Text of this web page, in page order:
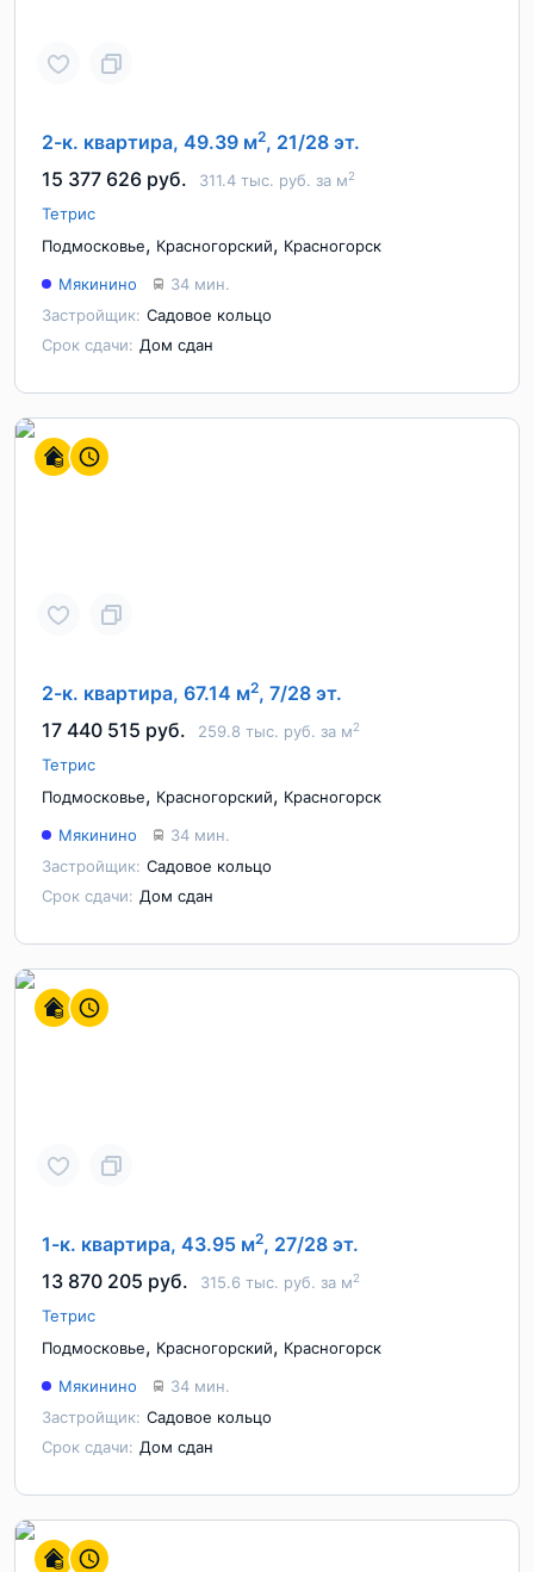
2-к. квартира, 49.39 м2, 21/28 эт.
15 377 626 руб.
311.4 тыс. руб. за м2
Тетрис
Подмосковье, Красногорский, Красногорск
Мякинино
34 мин.
Застройщик: Садовое кольцо
Срок сдачи: Дом сдан
2-к. квартира, 67.14 м2, 7/28 эт.
17 440 515 руб.
259.8 тыс. руб. за м2
Тетрис
Подмосковье, Красногорский, Красногорск
Мякинино
34 мин.
Застройщик: Садовое кольцо
Срок сдачи: Дом сдан
1-к. квартира, 43.95 м2, 27/28 эт.
13 870 205 руб.
315.6 тыс. руб. за м2
Тетрис
Подмосковье, Красногорский, Красногорск
Мякинино
34 мин.
Застройщик: Садовое кольцо
Срок сдачи: Дом сдан